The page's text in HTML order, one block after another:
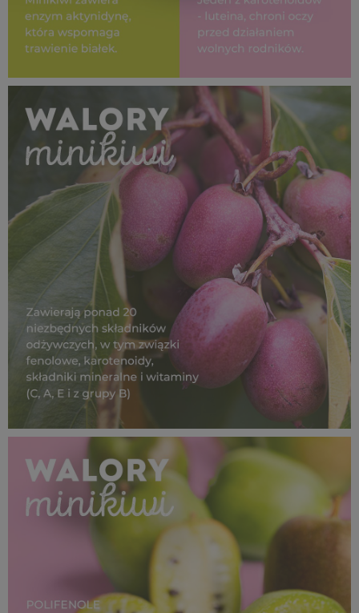
SUPEROWOCE Minikiwi_ (4).jpg
103 KB
SUPEROWOCE Minikiwi_ (2).jpg
823 KB